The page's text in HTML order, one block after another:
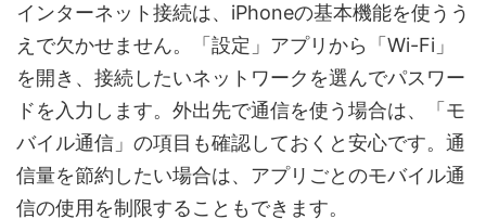
インターネット接続は、iPhoneの基本機能を使うう
えで欠かせません。「設定」アプリから「Wi-Fi」
を開き、接続したいネットワークを選んでパスワー
ドを入力します。外出先で通信を使う場合は、「モ
バイル通信」の項目も確認しておくと安心です。通
信量を節約したい場合は、アプリごとのモバイル通
信の使用を制限することもできます。